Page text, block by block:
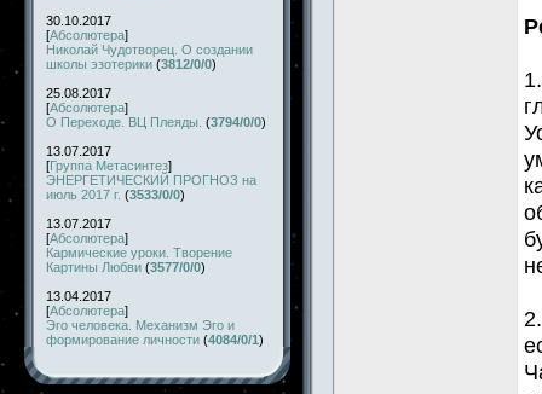
30.10.2017
[Абсолютера]
Николай Чудотворец. О создании
школы эзотерики (3812/0/0)
25.08.2017
[Абсолютера]
О Переходе. ВЦ Плеяды. (3794/0/0)
13.07.2017
[Группа Метасинтез]
ЭНЕРГЕТИЧЕСКИЙ ПРОГНОЗ на
июль 2017 г. (3533/0/0)
13.07.2017
[Абсолютера]
Кармические уроки. Творение
Картины Любви (3577/0/0)
13.04.2017
[Абсолютера]
Эго человека. Механизм Эго и
формирование личности (4084/0/1)